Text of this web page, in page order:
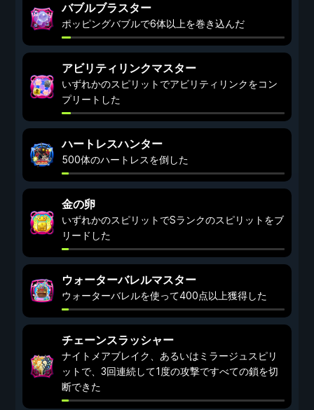
バブルブラスター
ポッピングバブルで6体以上を巻き込んだ
アビリティリンクマスター
いずれかのスピリットでアビリティリンクをコン
プリートした
ハートレスハンター
500体のハートレスを倒した
金の卵
いずれかのスピリットでSランクのスピリットをブ
リードした
ウォーターバレルマスター
ウォーターバレルを使って400点以上獲得した
チェーンスラッシャー
ナイトメアブレイク、あるいはミラージュスピリ
ットで、3回連続して1度の攻撃ですべての鎖を切
断できた